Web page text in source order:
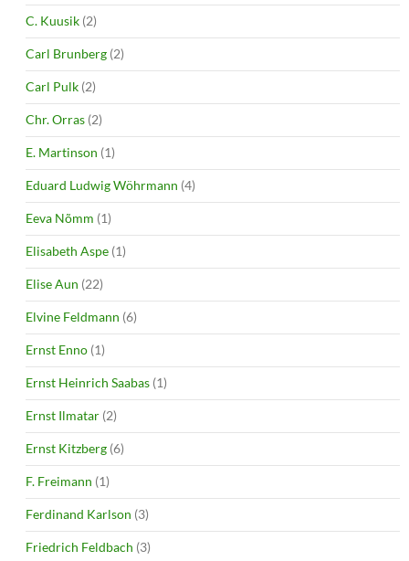
C. Kuusik (2)
Carl Brunberg (2)
Carl Pulk (2)
Chr. Orras (2)
E. Martinson (1)
Eduard Ludwig Wöhrmann (4)
Eeva Nõmm (1)
Elisabeth Aspe (1)
Elise Aun (22)
Elvine Feldmann (6)
Ernst Enno (1)
Ernst Heinrich Saabas (1)
Ernst Ilmatar (2)
Ernst Kitzberg (6)
F. Freimann (1)
Ferdinand Karlson (3)
Friedrich Feldbach (3)